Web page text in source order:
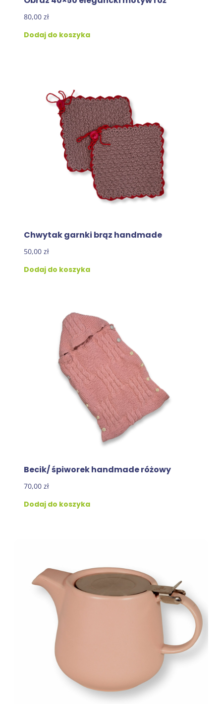
80,00 zł
Dodaj do koszyka
Chwytak garnki brąz handmade
50,00 zł
Dodaj do koszyka
Becik/ śpiworek handmade różowy
70,00 zł
Dodaj do koszyka